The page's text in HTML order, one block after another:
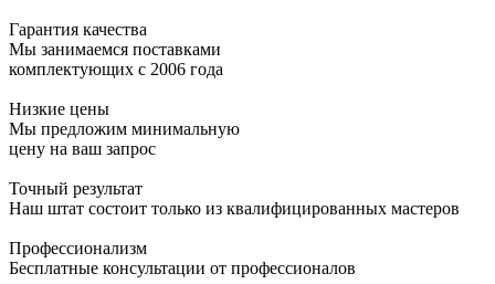
Гарантия качества
Мы занимаемся поставками
комплектующих с 2006 года
Низкие цены
Мы предложим минимальную
цену на ваш запрос
Точный результат
Наш штат состоит только из квалифицированных мастеров
Профессионализм
Бесплатные консультации от профессионалов